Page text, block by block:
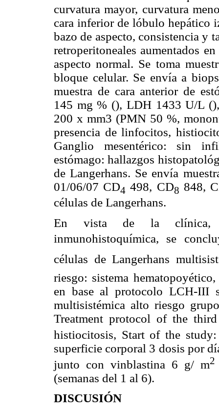
curvatura mayor, curvatura
cara inferior de lóbulo hepático
bazo de aspecto, consistencia y
retroperitoneales aumentados
aspecto normal. Se toma
bloque celular. Se envía a
muestra de cara anterior de
145 mg % (), LDH 1433 U/L (
200 x mm3 (PMN 50 %,
presencia de linfocitos,
Ganglio mesentérico: sin
estómago: hallazgos
de Langerhans. Se envía
01/06/07 CD4 498, CD8 848,
células de Langerhans.
En vista de la clínica,
inmunohistoquímica, se
células de Langerhans
riesgo: sistema
en base al protocolo LCH-III
multisistémica alto riesgo
Treatment protocol of the
histiocitosis, Start of the
superficie corporal 3 dosis por
junto con vinblastina 6 g/ m2
(semanas del 1 al 6).
DISCUSIÓN